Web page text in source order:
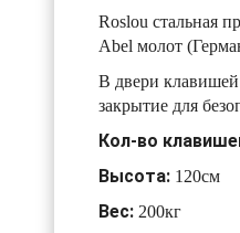
Roslou стальная
Abel молот
В двери клавишей
закрытие для
Кол-во
Высота:120см
Вес:200кг